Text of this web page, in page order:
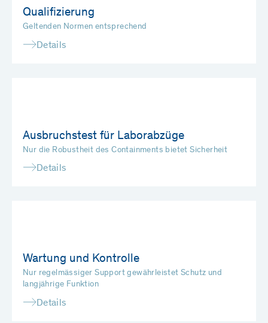
Qualifizierung
Geltenden Normen entsprechend
Details
Ausbruchstest für Laborabzüge
Nur die Robustheit des Containments bietet Sicherheit
Details
Wartung und Kontrolle
Nur regelmässiger Support gewährleistet Schutz und
langjährige Funktion
Details